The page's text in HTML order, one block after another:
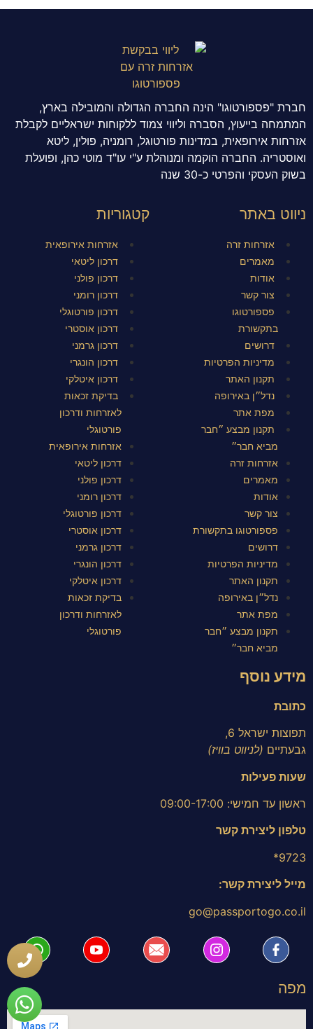
חברת "פספורטוגו" הינה החברה הגדולה והמובילה בארץ,
המתמחה בייעוץ, הסברה וליווי צמוד ללקוחות ישראליים לקבלת
אזרחות אירופאית, במדינות פורטוגל, רומניה, פולין, ליטא
ואוסטריה. החברה הוקמה ומנוהלת ע"י עו"ד מוטי כהן, ופועלת
בשוק העסקי והפרטי כ-30 שנה
ניווט באתר
אזרחות זרה
מאמרים
אודות
צור קשר
פספורטוגו
בתקשורת
דרושים
מדיניות הפרטיות
תקנון האתר
נדל״ן באירופה
מפת אתר
תקנון מבצע ״חבר
מביא חבר״
אזרחות זרה
מאמרים
אודות
צור קשר
פספורטוגו בתקשורת
דרושים
מדיניות הפרטיות
תקנון האתר
נדל״ן באירופה
מפת אתר
תקנון מבצע ״חבר
מביא חבר״
קטגוריות
אזרחות אירופאית
דרכון ליטאי
דרכון פולני
דרכון רומני
דרכון פורטוגלי
דרכון אוסטרי
דרכון גרמני
דרכון הונגרי
דרכון איטלקי
בדיקת זכאות
לאזרחות ודרכון
פורטוגלי
אזרחות אירופאית
דרכון ליטאי
דרכון פולני
דרכון רומני
דרכון פורטוגלי
דרכון אוסטרי
דרכון גרמני
דרכון הונגרי
דרכון איטלקי
בדיקת זכאות
לאזרחות ודרכון
פורטוגלי
מידע נוסף
כתובת
תפוצות ישראל 6,
גבעתיים (לניווט בוויז)
שעות פעילות
ראשון עד חמישי: 09:00-17:00
טלפון ליצירת קשר
9723*
מייל ליצירת קשר:
go@passportogo.co.il
מפה